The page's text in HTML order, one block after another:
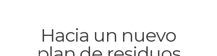
Hacia un nuevo